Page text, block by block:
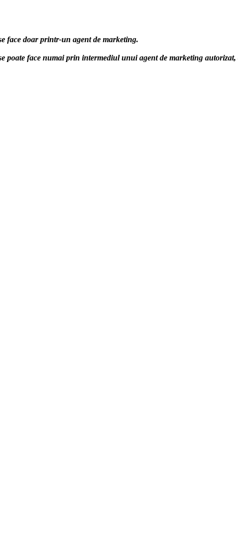
face doar printr-un agent de marketing.
face numai prin intermediul unui agent de marketing autorizat,